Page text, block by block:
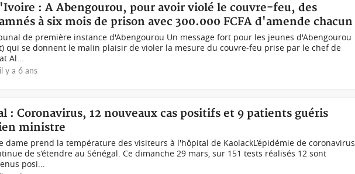
: A Abengourou, pour avoir violé le couvre-feu, des
à six mois de prison avec 300.000 FCFA d'amende chacun
de première instance d'Abengourou Un message fort pour les jeunes d'Abengourou
qui se donnent le malin plaisir de violer la mesure du couvre-feu prise par le chef de
Al...
il y a 6 ans
: Coronavirus, 12 nouveaux cas positifs et 9 patients guéris
ministre
dame prend la température des visiteurs à l'hôpital de KaolackL’épidémie de coronavirus
de s’étendre au Sénégal. Ce dimanche 29 mars, sur 151 tests réalisés 12 sont
posi...